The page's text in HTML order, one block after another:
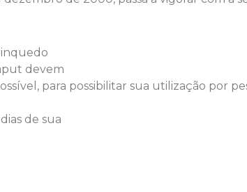
devem
para possibilitar sua utilização por
de sua